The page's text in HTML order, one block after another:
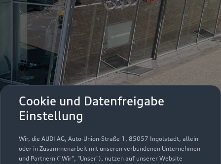
Cookie und Datenfreigabe
Einstellung
Wir, die AUDI AG, Auto-Union-Straße 1, 85057 Ingolstadt, allein
oder in Zusammenarbeit mit unseren verbundenen Unternehmen
und Partnern ("Wir", "Unser"), nutzen auf unserer Website